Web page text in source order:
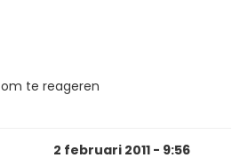
om te reageren
2 februari 2011 - 9:56